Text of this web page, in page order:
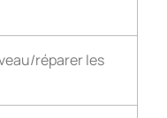
réparer les